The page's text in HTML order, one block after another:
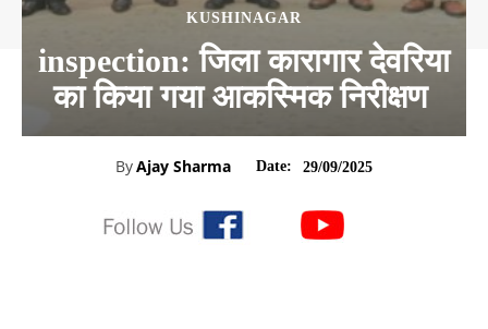
KUSHINAGAR
inspection: जिला कारागार देवरिया
का किया गया आकस्मिक निरीक्षण
ByAjay Sharma Date: 29/09/2025